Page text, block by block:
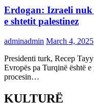
Erdogan: Izraeli nuk
e shtetit palestinez
adminadmin March 4, 2025
Presidenti turk, Recep
Evropës pa Turqinë është
procesin…
KULTURË